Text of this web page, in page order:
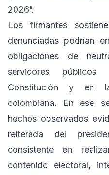
2026”.
Los firmantes
denunciadas podrían
obligaciones de
servidores
Constitución y en
colombiana. En ese
hechos observados
reiterada del
consistente en
contenido electoral,